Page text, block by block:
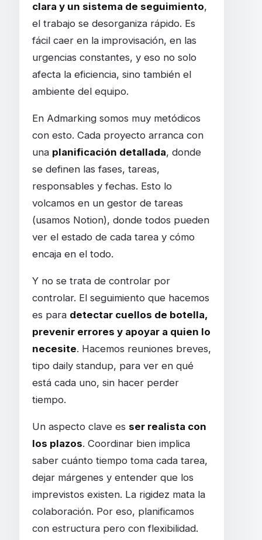
clara y un sistema de seguimiento,
el trabajo se desorganiza rápido. Es
fácil caer en la improvisación, en las
urgencias constantes, y eso no solo
afecta la eficiencia, sino también el
ambiente del equipo.
En Admarking somos muy metódicos
con esto. Cada proyecto arranca con
una planificación detallada, donde
se definen las fases, tareas,
responsables y fechas. Esto lo
volcamos en un gestor de tareas
(usamos Notion), donde todos pueden
ver el estado de cada tarea y cómo
encaja en el todo.
Y no se trata de controlar por
controlar. El seguimiento que hacemos
es para detectar cuellos de botella,
prevenir errores y apoyar a quien lo
necesite. Hacemos reuniones breves,
tipo daily standup, para ver en qué
está cada uno, sin hacer perder
tiempo.
Un aspecto clave es ser realista con
los plazos. Coordinar bien implica
saber cuánto tiempo toma cada tarea,
dejar márgenes y entender que los
imprevistos existen. La rigidez mata la
colaboración. Por eso, planificamos
con estructura pero con flexibilidad.